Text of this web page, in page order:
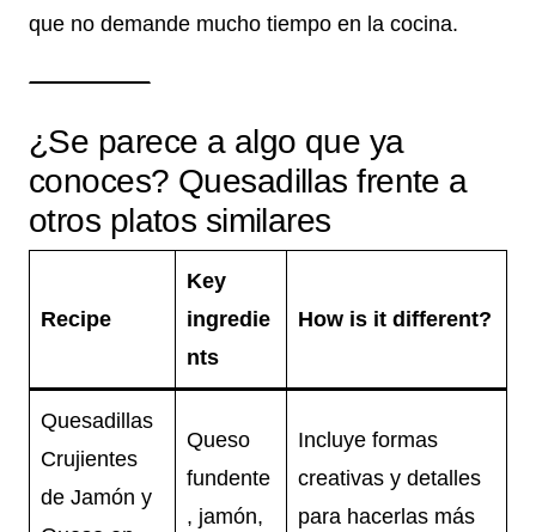
que no demande mucho tiempo en la cocina.
¿Se parece a algo que ya
conoces? Quesadillas frente a
otros platos similares
Recipe
Key
ingredie
nts
How is it different?
Quesadillas
Crujientes
de Jamón y
Queso
fundente
, jamón,
Incluye formas
creativas y detalles
para hacerlas más